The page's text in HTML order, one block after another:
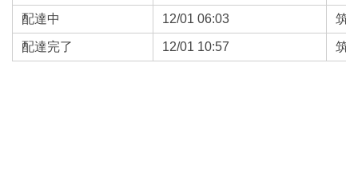
配達中 12/01 06:03 筑
配達完了 12/01 10:57 筑